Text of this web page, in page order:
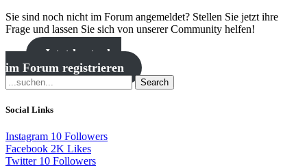
Sie sind noch nicht im Forum angemeldet? Stellen Sie jetzt ihre
Frage und lassen Sie sich von unserer Community helfen!
Jetzt kostenlos
im Forum registrieren
Search
Social Links
Instagram 10 Followers
Facebook 2K Likes
Twitter 10 Followers